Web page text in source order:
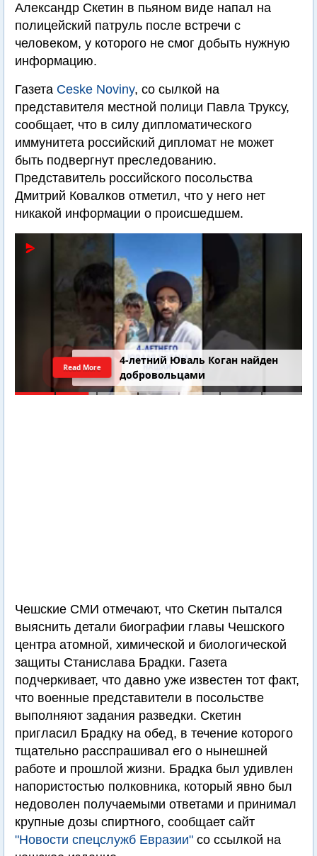
Александр Скетин в пьяном виде напал на
полицейский патруль после встречи с
человеком, у которого не смог добыть нужную
информацию.
Газета Сeske Noviny, со сылкой на
представителя местной полици Павла Труксу,
сообщает, что в силу дипломатического
иммунитета российский дипломат не может
быть подвергнут преследованию.
Представитель российского посольства
Дмитрий Ковалков отметил, что у него нет
никакой информации о происшедшем.
4-летний Юваль Коган найден
добровольцами
Read More
Чешские СМИ отмечают, что Скетин пытался
выяснить детали биографии главы Чешского
центра атомной, химической и биологической
защиты Станислава Брадки. Газета
подчеркивает, что давно уже известен тот факт,
что военные представители в посольстве
выполняют задания разведки. Скетин
пригласил Брадку на обед, в течение которого
тщательно расспрашивал его о нынешней
работе и прошлой жизни. Брадка был удивлен
напористостью полковника, который явно был
недоволен получаемыми ответами и принимал
крупные дозы спиртного, сообщает сайт
"Новости спецслужб Евразии" со ссылкой на